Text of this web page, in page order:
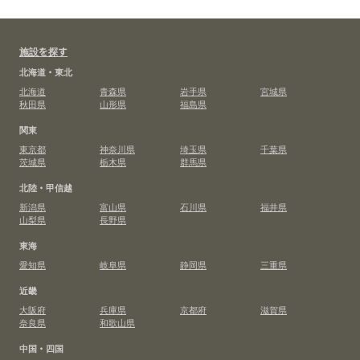
施設を探す
北海道・東北
北海道
青森県 岩手県
宮城県
秋田県
山形県
福島県
関東
東京都
神奈川県 埼玉県
千葉県
茨城県
栃木県
群馬県
北陸・甲信越
新潟県
富山県 石川県
福井県
山梨県
長野県
東海
愛知県
岐阜県 静岡県
三重県
近畿
大阪府
兵庫県 京都府
滋賀県
奈良県
和歌山県
中国・四国